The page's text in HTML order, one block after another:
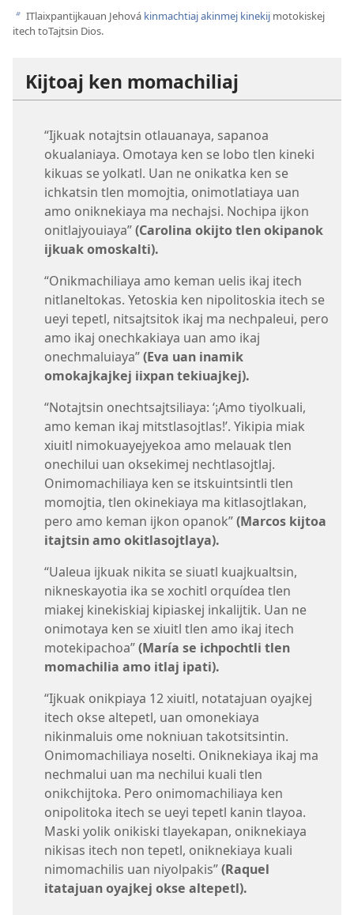
b ITlaixpantijkauan Jehová kinmachtiaj akinmej kinekij motokiskej
itech toTajtsin Dios.
Kijtoaj ken momachiliaj
“Ijkuak notajtsin otlauanaya, sapanoa
okualaniaya. Omotaya ken se lobo tlen kineki
kikuas se yolkatl. Uan ne onikatka ken se
ichkatsin tlen momojtia, onimotlatiaya uan
amo oniknekiaya ma nechajsi. Nochipa ijkon
onitlajyouiaya”(Carolina okijto tlen okipanok
ijkuak omoskalti).
“Onikmachiliaya amo keman uelis ikaj itech
nitlaneltokas. Yetoskia ken nipolitoskia itech se
ueyi tepetl, nitsajtsitok ikaj ma nechpaleui, pero
amo ikaj onechkakiaya uan amo ikaj
onechmaluiaya”(Eva uan inamik
omokajkajkej iixpan tekiuajkej).
“Notajtsin onechtsajtsiliaya: ‘¡Amo tiyolkuali,
amo keman ikaj mitstlasojtlas!’. Yikipia miak
xiuitl nimokuayejyekoa amo melauak tlen
onechilui uan oksekimej nechtlasojtlaj.
Onimomachiliaya ken se itskuintsintli tlen
momojtia, tlen okinekiaya ma kitlasojtlakan,
pero amo keman ijkon opanok”(Marcos kijtoa
itajtsin amo okitlasojtlaya).
“Ualeua ijkuak nikita se siuatl kuajkualtsin,
nikneskayotia ika se xochitl orquídea tlen
miakej kinekiskiaj kipiaskej inkalijtik. Uan ne
onimotaya ken se xiuitl tlen amo ikaj itech
motekipachoa”(María se ichpochtli tlen
momachilia amo itlaj ipati).
“Ijkuak onikpiaya 12 xiuitl, notatajuan oyajkej
itech okse altepetl, uan omonekiaya
nikinmaluis ome nokniuan takotsitsintin.
Onimomachiliaya noselti. Oniknekiaya ikaj ma
nechmalui uan ma nechilui kuali tlen
onikchijtoka. Pero onimomachiliaya ken
onipolitoka itech se ueyi tepetl kanin tlayoa.
Maski yolik onikiski tlayekapan, oniknekiaya
nikisas itech non tepetl, oniknekiaya kuali
nimomachilis uan niyolpakis”(Raquel
itatajuan oyajkej okse altepetl).